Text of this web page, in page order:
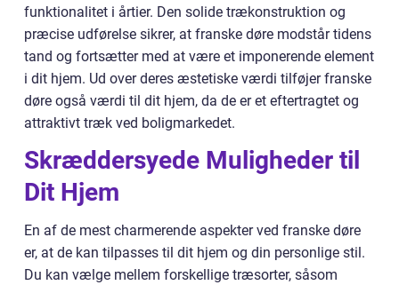
funktionalitet i årtier. Den solide trækonstruktion og
præcise udførelse sikrer, at franske døre modstår tidens
tand og fortsætter med at være et imponerende element
i dit hjem. Ud over deres æstetiske værdi tilføjer franske
døre også værdi til dit hjem, da de er et eftertragtet og
attraktivt træk ved boligmarkedet.
Skræddersyede Muligheder til
Dit Hjem
En af de mest charmerende aspekter ved franske døre
er, at de kan tilpasses til dit hjem og din personlige stil.
Du kan vælge mellem forskellige træsorter, såsom